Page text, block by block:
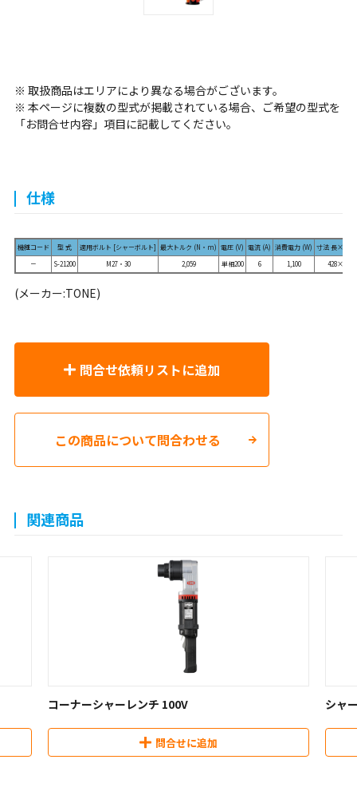
※ 取扱商品はエリアにより異なる場合がございます。
※ 本ページに複数の型式が掲載されている場合、ご希望の型式を
「お問合せ内容」項目に記載してください。
仕様
機種コード 型 式 適用ボルト [シャーボルト] 最大トルク (N・m) 電圧 (V) 電流 (A) 消費電力 (W) 寸法 長×高
－
S-21200 M27・30 2,059 単相200 6 1,100 428×268.5
(メーカー:TONE)
問合せ依頼リストに追加
この商品について問合わせる
関連商品
コーナーシャーレンチ 100V
問合せに追加
シャ